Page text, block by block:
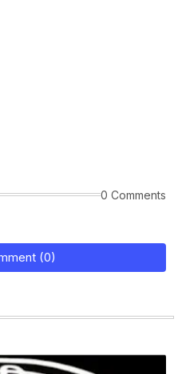
0 Comments
(0)